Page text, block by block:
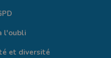
l'oubli
et diversité